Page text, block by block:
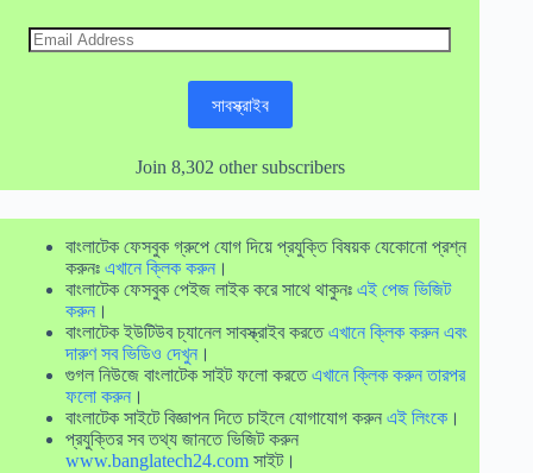
Email
Address
সাবস্ক্রাইব
Join 8,302 other subscribers
বাংলাটেক ফেসবুক গ্রুপে যোগ দিয়ে প্রযুক্তি বিষয়ক যেকোনো প্রশ্ন
করুনঃ এখানে ক্লিক করুন ।
বাংলাটেক ফেসবুক পেইজ লাইক করে সাথে থাকুনঃ এই পেজ ভিজিট
করুন ।
বাংলাটেক ইউটিউব চ্যানেল সাবস্ক্রাইব করতেএখানে ক্লিক করুন এবং
দারুণ সব ভিডিও দেখুন ।
গুগল নিউজে বাংলাটেক সাইট ফলো করতেএখানে ক্লিক করুন তারপর
ফলো করুন ।
বাংলাটেক সাইটে বিজ্ঞাপন দিতে চাইলে যোগাযোগ করুন এই লিংকে ।
প্রযুক্তির সব তথ্য জানতে ভিজিট করুন
www.banglatech24.com সাইট।